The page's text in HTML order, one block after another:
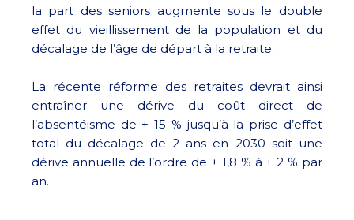
la part des seniors augmente sous le double
effet du vieillissement de la population et du
décalage de l’âge de départ à la retraite.
La récente réforme des retraites devrait ainsi
entraîner une dérive du coût direct de
l’absentéisme de + 15 % jusqu’à la prise d’effet
total du décalage de 2 ans en 2030 soit une
dérive annuelle de l’ordre de + 1,8 % à + 2 % par
an.